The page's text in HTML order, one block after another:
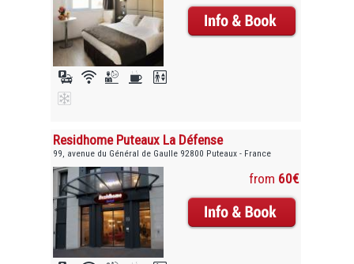
Residhome Puteaux La Défense
99, avenue du Général de Gaulle 92800 Puteaux - France
from 60€